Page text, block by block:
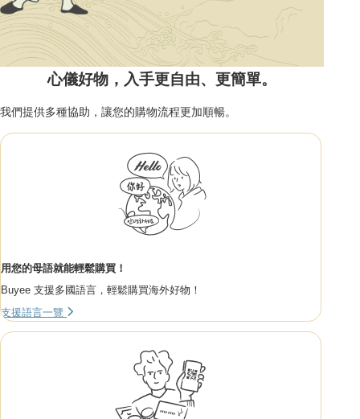
心儀好物，入手更自由、更簡單。
我們提供多種協助，讓您的購物流程更加順暢。
用您的母語就能輕鬆購買！
Buyee 支援多國語言，輕鬆購買海外好物！
支援語言一覽